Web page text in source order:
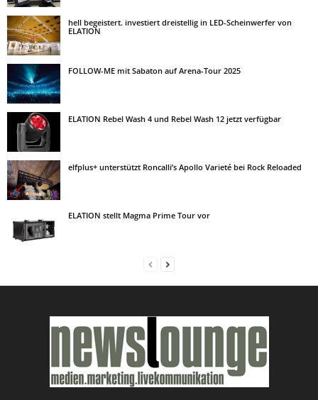
hell begeistert. investiert dreistellig in LED-Scheinwerfer von
ELATION
FOLLOW-ME mit Sabaton auf Arena-Tour 2025
ELATION Rebel Wash 4 und Rebel Wash 12 jetzt verfügbar
elfplus+ unterstützt Roncalli’s Apollo Varieté bei Rock Reloaded
ELATION stellt Magma Prime Tour vor